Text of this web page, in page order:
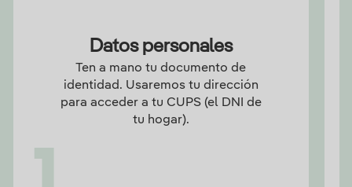
Datos personales
Ten a mano tu documento de
identidad. Usaremos tu dirección
para acceder a tu CUPS (el DNI de
tu hogar).